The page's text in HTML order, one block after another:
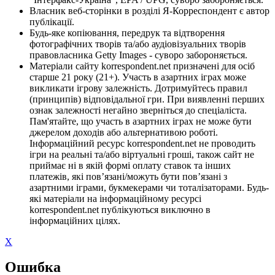
Власник веб-сторінки в розділі Я-Корреспондент є автор
публікації.
Будь-яке копіювання, передрук та відтворення
фотографічних творів та/або аудіовізуальних творів
правовласника Getty Images - суворо забороняється.
Матеріали сайту korrespondent.net призначені для осіб
старше 21 року (21+). Участь в азартних іграх може
викликати ігрову залежність. Дотримуйтесь правил
(принципів) відповідальної гри. При виявленні перших
ознак залежності негайно зверніться до спеціаліста.
Пам'ятайте, що участь в азартних іграх не може бути
джерелом доходів або альтернативою роботі.
Інформаційний ресурс korrespondent.net не проводить
ігри на реальні та/або віртуальні гроші, також сайт не
приймає ні в якій формі оплату ставок та інших
платежів, які пов’язані/можуть бути пов’язані з
азартними іграми, букмекерами чи тоталізаторами. Будь-
які матеріали на інформаційному ресурсі
korrespondent.net публікуються виключно в
інформаційних цілях.
X
Ошибка